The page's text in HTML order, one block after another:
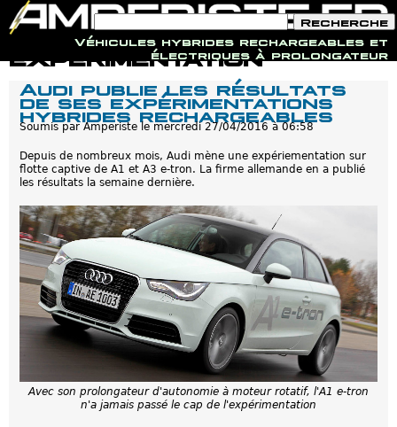
Jump to navigation
Véhicules hybrides rechargeables et
électriques à prolongateur
o
r
m
l
a
i
r
d
e
r
c
h
e
c
h
e
e
c
h
r
c
h
e
expérimentation
Audi publie les résultats
de ses expérimentations
hybrides rechargeables
Soumis parAmperiste lemercredi 27/04/2016 à 06:58
Depuis de nombreux mois, Audi mène une expériementation sur
flotte captive de A1 et A3 e-tron. La firme allemande en a publié
les résultats la semaine dernière.
Avec son prolongateur d'autonomie à moteur rotatif, l'A1 e-tron
n'a jamais passé le cap de l'expérimentation